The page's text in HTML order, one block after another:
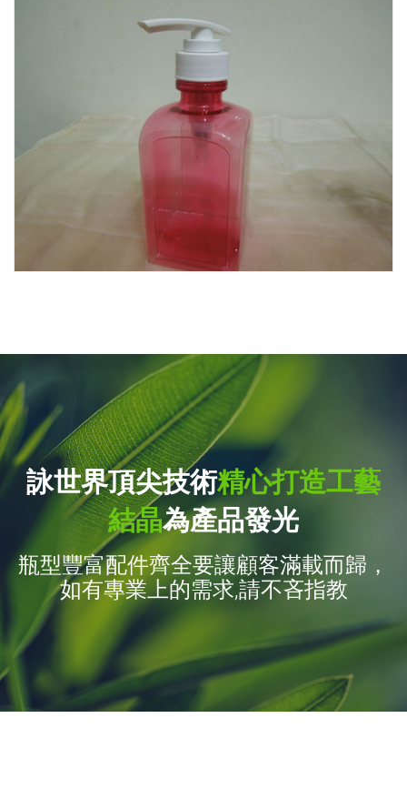
詠世界頂尖技術精心打造工藝
結晶為產品發光
瓶型豐富配件齊全要讓顧客滿載而歸，
如有專業上的需求,請不吝指教